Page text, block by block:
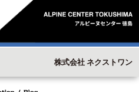
株式会社 ネクストワン